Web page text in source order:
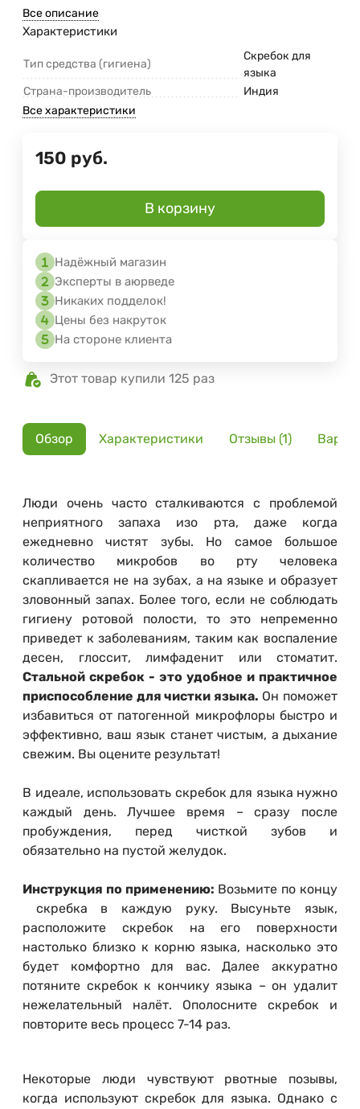
Все описание
Характеристики
Тип средства (гигиена)
Скребок для
языка
Страна-производитель
Индия
Все характеристики
150 руб.
В корзину
Надёжный магазин
Эксперты в аюрведе
Никаких подделок!
Цены без накруток
На стороне клиента
Этот товар купили 125 раз
Обзор Характеристики Отзывы (1)
Люди очень часто сталкиваются с проблемой
неприятного запаха изо рта, даже когда
ежедневно чистят зубы. Но самое большое
количество микробов во рту человека
скапливается не на зубах, а на языке и образует
зловонный запах. Более того, если не соблюдать
гигиену ротовой полости, то это непременно
приведет к заболеваниям, таким как воспаление
десен, глоссит, лимфаденит или стоматит.
Стальной скребок - это удобное и практичное
приспособление для чистки языка. Он поможет
избавиться от патогенной микрофлоры быстро и
эффективно, ваш язык станет чистым, а дыхание
свежим. Вы оцените результат!
В идеале, использовать скребок для языка нужно
каждый день. Лучшее время – сразу после
пробуждения, перед чисткой зубов и
обязательно на пустой желудок.
Инструкция по применению: Возьмите по концу
скребка в каждую руку. Высуньте язык,
расположите скребок на его поверхности
настолько близко к корню языка, насколько это
будет комфортно для вас. Далее аккуратно
потяните скребок к кончику языка – он удалит
нежелательный налёт. Ополосните скребок и
повторите весь процесс 7-14 раз.
Некоторые люди чувствуют рвотные позывы,
когда используют скребок для языка. Однако с